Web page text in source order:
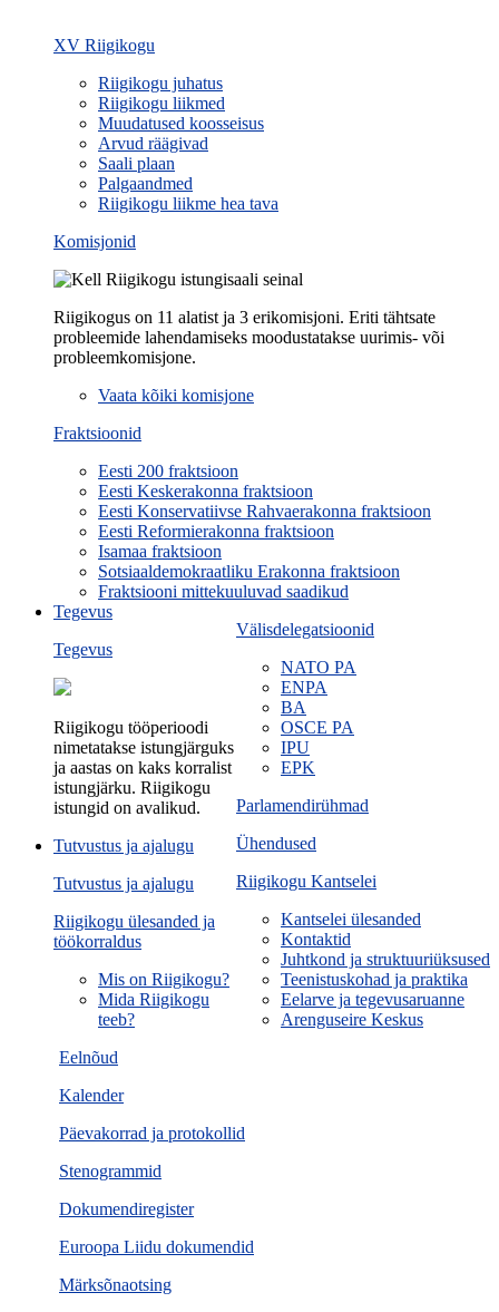
XV Riigikogu
Riigikogu juhatus
Riigikogu liikmed
Muudatused koosseisus
Arvud räägivad
Saali plaan
Palgaandmed
Riigikogu liikme hea tava
Komisjonid
Riigikogus on 11 alatist ja 3 erikomisjoni. Eriti tähtsate
probleemide lahendamiseks moodustatakse uurimis- või
probleemkomisjone.
Vaata kõiki komisjone
Fraktsioonid
Eesti 200 fraktsioon
Eesti Keskerakonna fraktsioon
Eesti Konservatiivse Rahvaerakonna fraktsioon
Eesti Reformierakonna fraktsioon
Isamaa fraktsioon
Sotsiaaldemokraatliku Erakonna fraktsioon
Fraktsiooni mittekuuluvad saadikud
Välisdelegatsioonid
NATO PA
ENPA
BA
OSCE PA
IPU
EPK
Parlamendirühmad
Ühendused
Riigikogu Kantselei
Kantselei ülesanded
Kontaktid
Juhtkond ja struktuuriüksused
Teenistuskohad ja praktika
Eelarve ja tegevusaruanne
Arenguseire Keskus
Tegevus
Tegevus
Riigikogu tööperioodi
nimetatakse istungjärguks
ja aastas on kaks korralist
istungjärku. Riigikogu
istungid on avalikud.
Eelnõud
Kalender
Päevakorrad ja protokollid
Stenogrammid
Dokumendiregister
Euroopa Liidu dokumendid
Märksõnaotsing
Tutvustus ja ajalugu
Tutvustus ja ajalugu
Riigikogu ülesanded ja
töökorraldus
Mis on Riigikogu?
Mida Riigikogu
teeb?